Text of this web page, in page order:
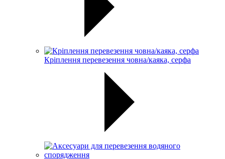
Кріплення перевезення човна/каяка, серфа